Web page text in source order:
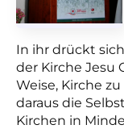
In ihr drückt
der Kirche Jesu
Weise, Kirche
daraus die
Kirchen in